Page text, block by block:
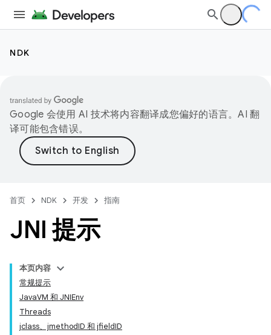
NDK
Google 会使用 AI 技术将内容翻译成您偏好的语言。AI 翻
译可能包含错误。
首页 NDK 开发 指南
JNI 提示
本页内容
常规提示
JavaVM 和 JNIEnv
Threads
jclass、jmethodID 和 jfieldID